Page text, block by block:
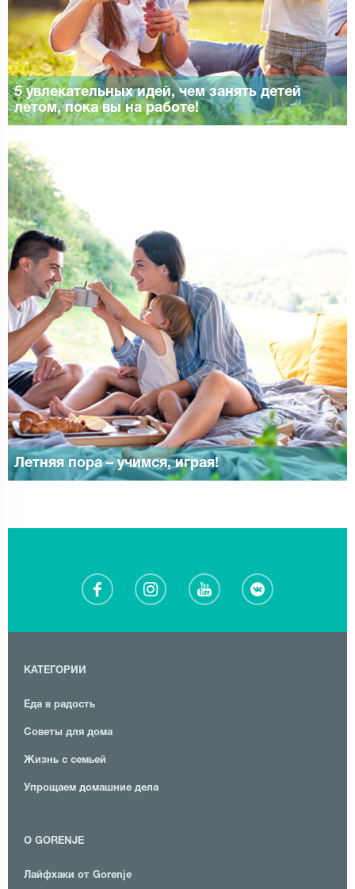
5 увлекательных идей, чем занять детей
летом, пока вы на работе!
Летняя пора – учимся, играя!
КАТЕГОРИИ
Еда в радость
Советы для дома
Жизнь с семьей
Упрощаем домашние дела
О GORENJE
Лайфхаки от Gorenje